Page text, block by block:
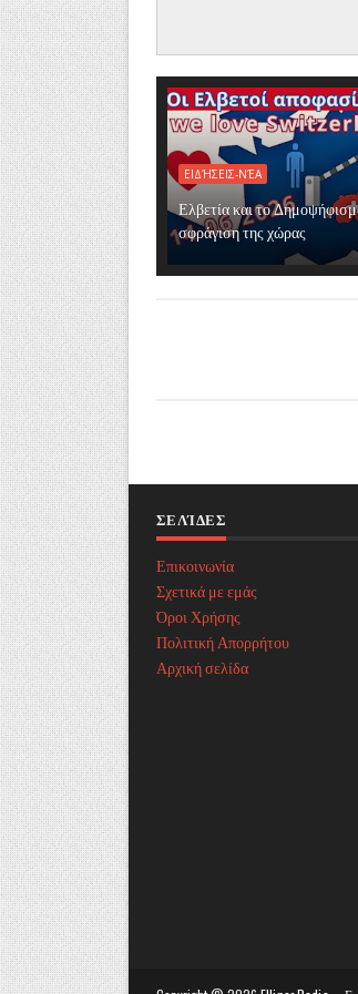
ΕΙΔΉΣΕΙΣ-ΝΈΑ
Ελβετία και το
σφράγιση της χώρας
ΣΕΛΊΔΕΣ
Επικοινωνία
Σχετικά με εμάς
Όροι Χρήσης
Πολιτική Απορρήτου
Αρχική σελίδα